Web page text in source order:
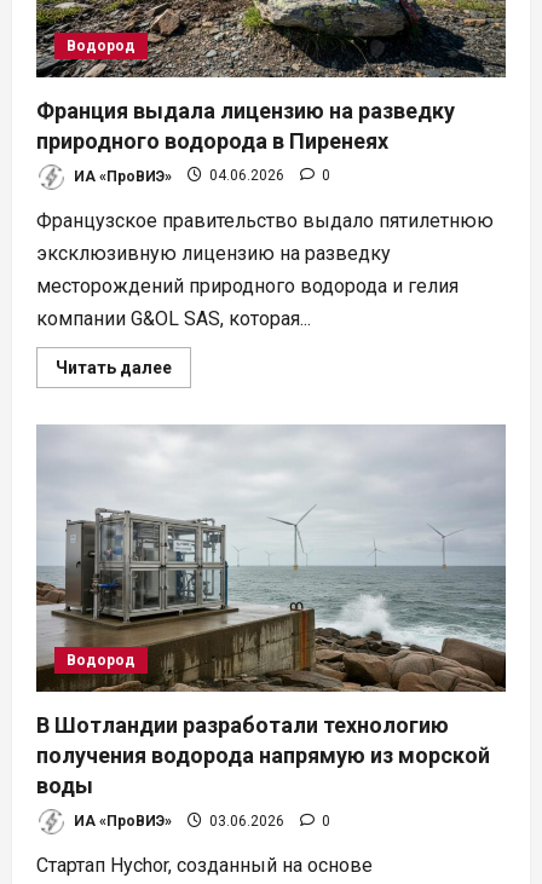
Водород
Франция выдала лицензию на разведку
природного водорода в Пиренеях
ИА «ПроВИЭ» 04.06.2026 0
Французское правительство выдало пятилетнюю
эксклюзивную лицензию на разведку
месторождений природного водорода и гелия
компании G&OL SAS, которая...
Читать далееПрочитать
больше
выдала
водорода
в
Пиренеях
Водород
В Шотландии разработали технологию
получения водорода напрямую из морской
воды
ИА «ПроВИЭ» 03.06.2026 0
Стартап Hychor, созданный на основе